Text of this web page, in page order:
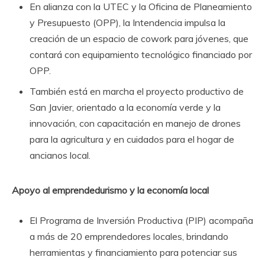
En alianza con la UTEC y la Oficina de Planeamiento
y Presupuesto (OPP), la Intendencia impulsa la
creación de un espacio de cowork para jóvenes, que
contará con equipamiento tecnológico financiado por
OPP.
También está en marcha el proyecto productivo de
San Javier, orientado a la economía verde y la
innovación, con capacitación en manejo de drones
para la agricultura y en cuidados para el hogar de
ancianos local.
Apoyo al emprendedurismo y la economía local
El Programa de Inversión Productiva (PIP) acompaña
a más de 20 emprendedores locales, brindando
herramientas y financiamiento para potenciar sus